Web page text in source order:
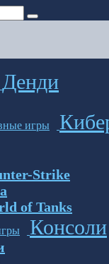
Денди
Strike
of Tanks
Консоли